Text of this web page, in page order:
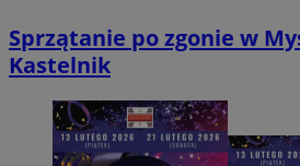
Sprzątanie po zgonie w
Kastelnik